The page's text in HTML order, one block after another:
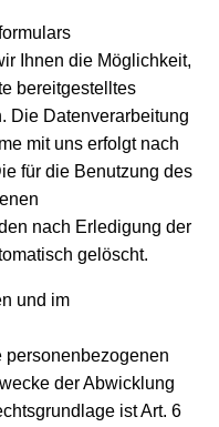
Ihnen die Möglichkeit,
bereitgestelltes
Die Datenverarbeitung
mit uns erfolgt nach
für die Benutzung des
nach Erledigung der
gelöscht.
und im
personenbezogenen
der Abwicklung
ist Art. 6